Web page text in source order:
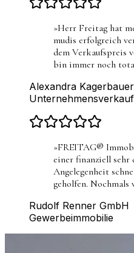
»Herr Freitag hat
mudis erfolgreich
dem Verkaufspreis
bin immer noch
Alexandra Kagerbauer
Unternehmensverkauf
»FREITAG®
einer finanziell sehr
Angelegenheit
geholfen.
Rudolf Renner GmbH
Gewerbeimmobilie